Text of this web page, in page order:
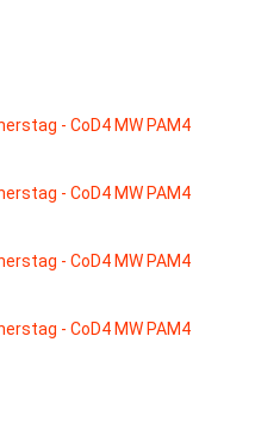
- CoD4 MW PAM4
- CoD4 MW PAM4
- CoD4 MW PAM4
- CoD4 MW PAM4